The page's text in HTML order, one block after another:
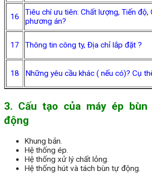
16
Tiêu chí ưu tiên: Chất lượng, Tiến độ,
phương án?
17 Thông tin công ty, Địa chỉ lắp đặt ?
18 Những yêu cầu khác ( nếu có)? Cụ
3. Cấu tạo của máy ép
động
Khung bản.
Hệ thống ép.
Hệ thống xử lý chất lỏng.
Hệ thống hút và tách bùn tự động.